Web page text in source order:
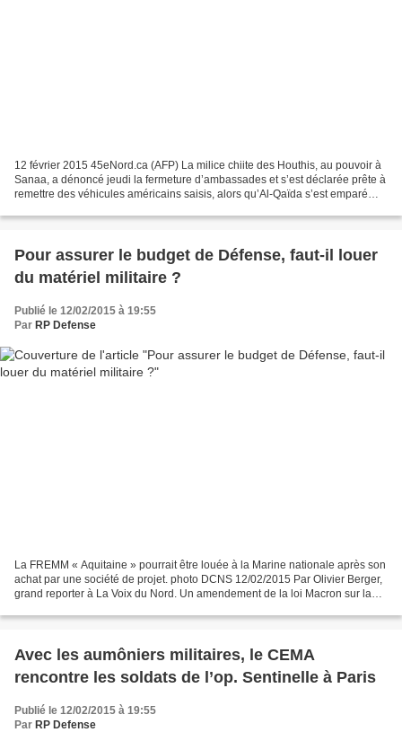
12 février 2015 45eNord.ca (AFP) La milice chiite des Houthis, au pouvoir à
Sanaa, a dénoncé jeudi la fermeture d’ambassades et s’est déclarée prête à
remettre des véhicules américains saisis, alors qu’Al-Qaïda s’est emparé
Pour assurer le budget de Défense, faut-il louer
du matériel militaire ?
Publié le 12/02/2015 à 19:55
Par RP Defense
La FREMM « Aquitaine » pourrait être louée à la Marine nationale après son
achat par une société de projet. photo DCNS 12/02/2015 Par Olivier Berger,
grand reporter à La Voix du Nord. Un amendement de la loi Macron sur la
Avec les aumôniers militaires, le CEMA
rencontre les soldats de l’op. Sentinelle à Paris
Publié le 12/02/2015 à 19:55
Par RP Defense